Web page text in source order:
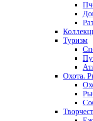
Туризм
Охота.